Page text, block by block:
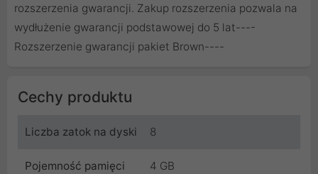
rozszerzenia gwarancji. Zakup rozszerzenia pozwala na
wydłużenie gwarancji podstawowej do 5 lat----
Rozszerzenie gwarancji pakiet Brown----
Cechy produktu
Liczba zatok na dyski 8
Pojemność pamięci
4 GB